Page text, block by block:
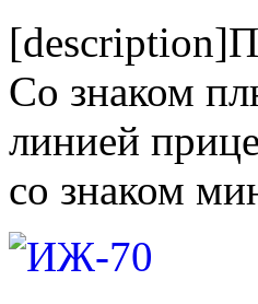
Со знаком
линией
со знаком